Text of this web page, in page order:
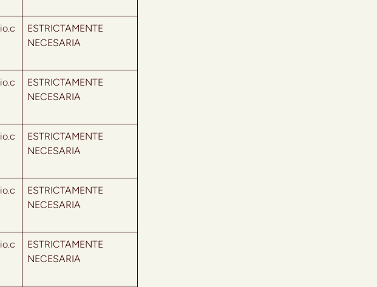
ESTRICTAMENTE
NECESARIA
ESTRICTAMENTE
NECESARIA
ESTRICTAMENTE
NECESARIA
ESTRICTAMENTE
NECESARIA
ESTRICTAMENTE
NECESARIA